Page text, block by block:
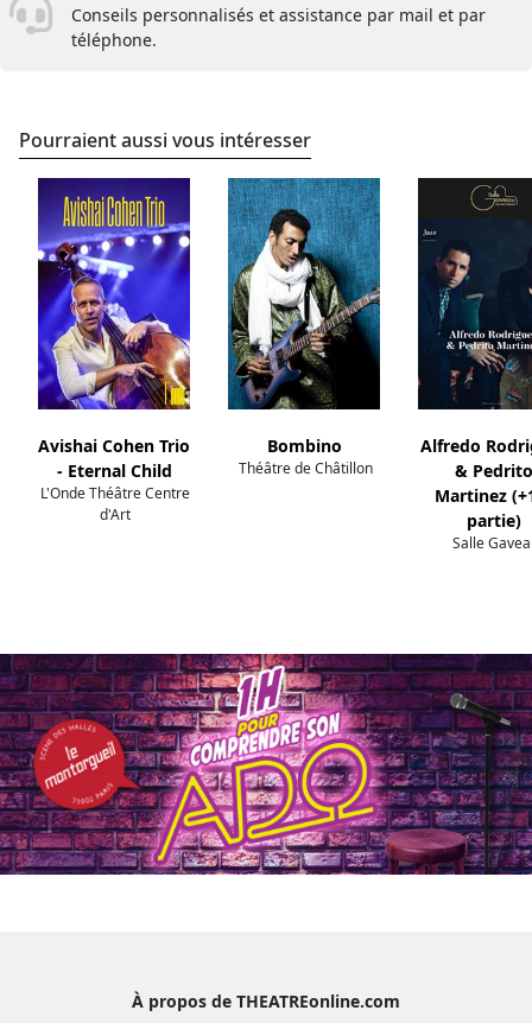
Conseils personnalisés et assistance par mail et par
téléphone.
Pourraient aussi vous intéresser
Avishai Cohen Trio
- Eternal Child
L'Onde Théâtre Centre
d'Art
Bombino
Théâtre de Châtillon
Alfredo
& Pedrito
Martinez
partie)
Salle
À propos de THEATREonline.com